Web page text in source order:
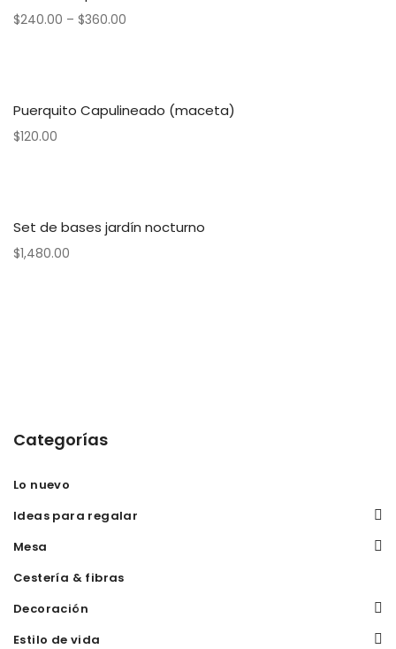
$240.00 – $360.00
Puerquito Capulineado (maceta)
$120.00
Set de bases jardín nocturno
$1,480.00
Categorías
Lo nuevo
Ideas para regalar
Mesa
Cestería & fibras
Decoración
Estilo de vida